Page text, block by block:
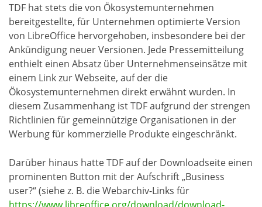
TDF hat stets die von Ökosystemunternehmen
bereitgestellte, für Unternehmen optimierte Version
von LibreOffice hervorgehoben, insbesondere bei der
Ankündigung neuer Versionen. Jede Pressemitteilung
enthielt einen Absatz über Unternehmenseinsätze mit
einem Link zur Webseite, auf der die
Ökosystemunternehmen direkt erwähnt wurden. In
diesem Zusammenhang ist TDF aufgrund der strengen
Richtlinien für gemeinnützige Organisationen in der
Werbung für kommerzielle Produkte eingeschränkt.
Darüber hinaus hatte TDF auf der Downloadseite einen
prominenten Button mit der Aufschrift „Business
user?“ (siehe z. B. die Webarchiv-Links für